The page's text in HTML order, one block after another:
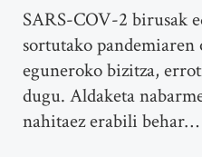
SARS-COV-2 birusak
sortutako
eguneroko bizitza,
dugu. Aldaketa
nahitaez erabili behar…